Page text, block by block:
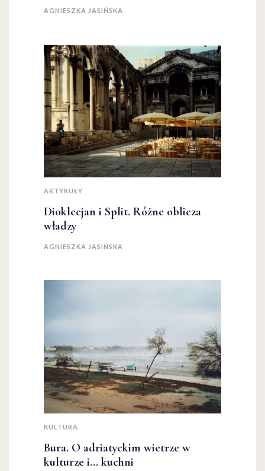
AGNIESZKA JASIŃSKA
ARTYKUŁY
Dioklecjan i Split. Różne oblicza
władzy
AGNIESZKA JASIŃSKA
KULTURA
Bura. O adriatyckim wietrze w
kulturze i... kuchni